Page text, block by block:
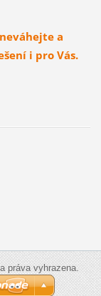
a
i pro Vás.
práva vyhrazena.